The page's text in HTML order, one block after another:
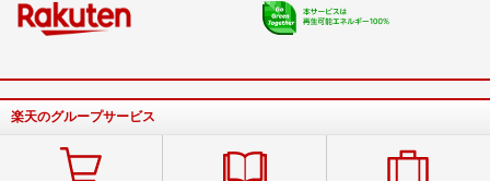
楽天のグループサービス